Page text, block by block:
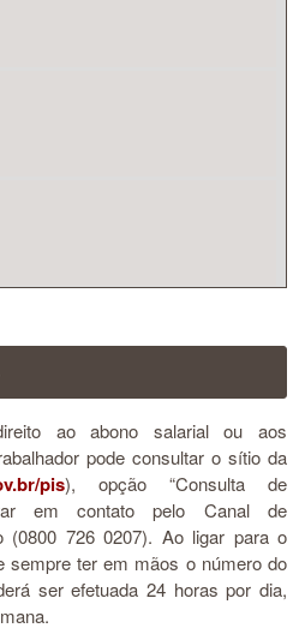
ao abono salarial ou aos
pode consultar o sítio da
pis), opção “Consulta de
em contato pelo Canal de
(0800 726 0207). Ao ligar para o
sempre ter em mãos o número do
ser efetuada 24 horas por dia,